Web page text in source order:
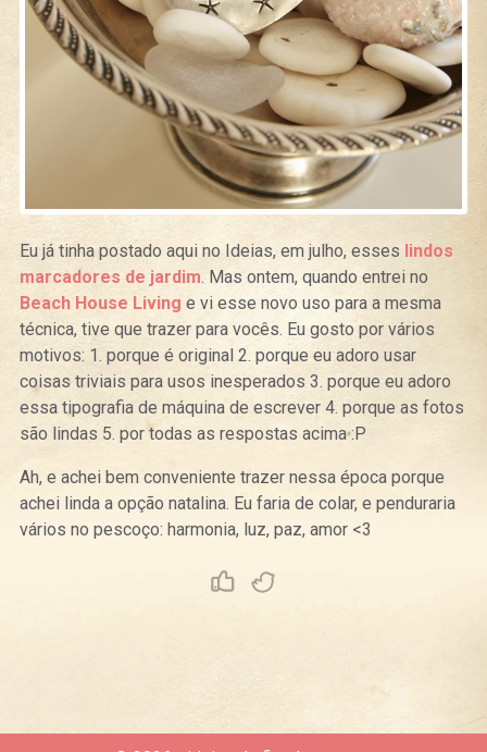
Eu já tinha postado aqui no Ideias, em julho, esses lindos
marcadores de jardim. Mas ontem, quando entrei no
Beach House Living e vi esse novo uso para a mesma
técnica, tive que trazer para vocês. Eu gosto por vários
motivos: 1. porque é original 2. porque eu adoro usar
coisas triviais para usos inesperados 3. porque eu adoro
essa tipografia de máquina de escrever 4. porque as fotos
são lindas 5. por todas as respostas acima :P
Ah, e achei bem conveniente trazer nessa época porque
achei linda a opção natalina. Eu faria de colar, e penduraria
vários no pescoço: harmonia, luz, paz, amor <3
Curtir